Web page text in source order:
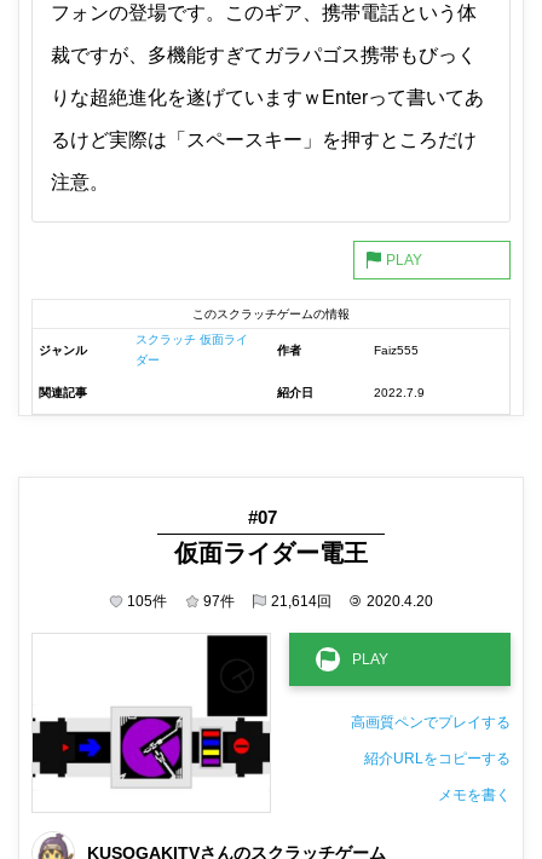
フォンの登場です。このギア、携帯電話という体
裁ですが、多機能すぎてガラパゴス携帯もびっく
りな超絶進化を遂げていますｗEnterって書いてあ
るけど実際は「スペースキー」を押すところだけ
注意。
このスクラッチゲームの情報
ジャンル
スクラッチ 仮面ライ
ダー
作者 Faiz555
関連記事 紹介日 2022.7.9
#07
仮面ライダー電王
105件 97件 21,614回 © 2020.4.20
高画質ペンでプレイする
紹介URLをコピーする
メモを書く
KUSOGAKITVさんのスクラッチゲーム